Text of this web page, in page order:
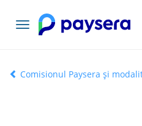
Comutați
navigarea
Comisionul Paysera și